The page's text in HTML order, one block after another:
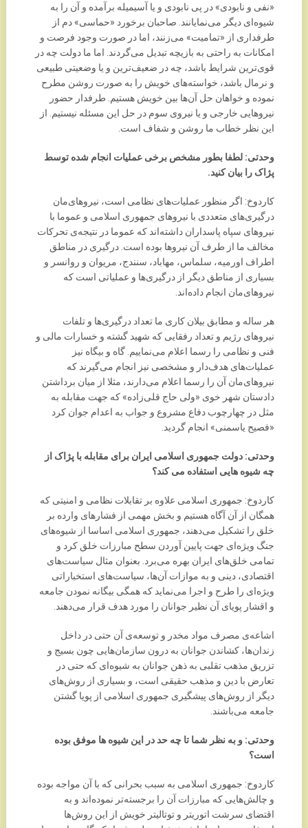
«نفی و نابودی» در پی نابودی و یا آسیمیله برآمده و آن را به
شیوه‌ای دیگر می‌نمایانند. صاحبان برخورد «حماسی» دم از
طرفداری از «تمامیت» می‌زنند، اما در صورت وجود فرصت و
امکانات به راحتی به بازیچه تبدیل می‌گردند. اما ما دولت چه در
قوی‌ترین شرایط باشد، چه در ضعیف‌ترین و یا وضعیتی طبیعی
و نرمال باشد، خواسته‌های خویش را به صورت روشن مطرح
نموده و خواهان حل آن‌ها بین خویش هستیم. طرفدار حضور
نیروهایی خارجی و یا نیروی سوم در حل این مسئله نیستیم. از
این نظر خطاب ما روشن و شفاف است.
وحدتی: لطفا بطور مشخص برخی عملیات انجام شده توسط
پژاک را بیان کنید.
کاردوخ: اگر منظور عملیات‌های نظامی است، نیروهای‌مان
درگیری‌های متعددی با نیروهای جمهوری اسلامی و عموما با
نیروهای سپاه پاسداران داشته‌اند که عموما در نتیجه‌ی تحرکات
مخالف ما از طرف آن نیروها بوده است. درگیری در مناطق
اطراف اورمیه، سلماس، مهاباد، سنندج، مریوان و روانسر و
بسیاری از مناطق دیگر از درگیری‌ها و عملیاتی است که
نیروهای‌مان انجام داده‌اند.
هر ساله و مطابق بیلان کاری ما تعداد درگیری‌ها و تلفات
نیروهای رژیم و تعداد رفقایی که شهید گشته‌ و خسارات مالی و
فنی و نظامی را رسما اعلام می‌نماییم. گاه و بیگاه نیز
عملیات‌های هدف‌دار و مشخصی نیز انجام می‌گیرند که
نیروهای‌مان آن را رسما اعلام می‌دارند، مثلا از میان برداشتن
دادستان شهر خوی «ولی حاج قلی‌زاده» که جهت مقابله به
مثل در چهارچوب دفاع مشروع و جواب به اعدام جوان کرد
«فصیح یاسمنی» انجام گردید.
وحدتی: دولت جمهوری اسلامی ایران برای مقابله با پژاک از
چه شیوه هایی استفاده می کند؟
کاردوخ: جمهوری اسلامی علاوه بر تقابلات نظامی و امنیتی که
همگان از آن آگاه هستیم و بخش مهمی از فشارهای وارده بر
خلق را تشکیل می‌دهند، جمهوری اسلامی اساسا از شیوه‌های
جنگ ویژه‌ای جهت پایین آوردن سطح مبارزات خلق کرد و
تمامی خلق‌های ایران بهره می‌برد. بعنوان مثال سیاست‌های
اقتصادی، دینی و به موازات آن‌ها، سیاست‌های استخباراتی
ویژه‌ای را طرح و اجرا می‌نماید که همگی بیگانه نمودن جامعه
و اقشار پویای آن نظیر جوانان را مورد هدف قرار می‌دهند.
اشاعه‌ی مصرف مواد مخدر و توسعه‌ی آن حتی در داخل
زندان‌ها، کشاندن جوانان به درون سازمان‌هایی چون بسیج و
تزریق مذهب تقلبی به ذهن جوانان به شیوه‌ای که حتی در
تعارض با دین و مذهب حقیقی است، و بسیاری از روش‌های
دیگر از روش‌های پیشگیری جمهوری اسلامی از پویا گشتن
جامعه می‌باشند.
وحدتی: و به نظر شما تا چه حد در این شیوه ها موفق بوده
است؟
کاردوخ: جمهوری اسلامی به سبب بحرانی که با آن مواجه بوده
و چالش‌هایی که مبارزات آن را برجسته‌تر نموده‌اند و به
اقتضای سرشت اتوریتر و توتالیتر خویش از این روش‌ها